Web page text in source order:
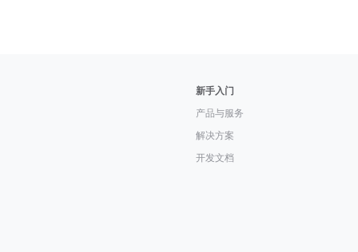
新手入门
产品与服务
解决方案
开发文档